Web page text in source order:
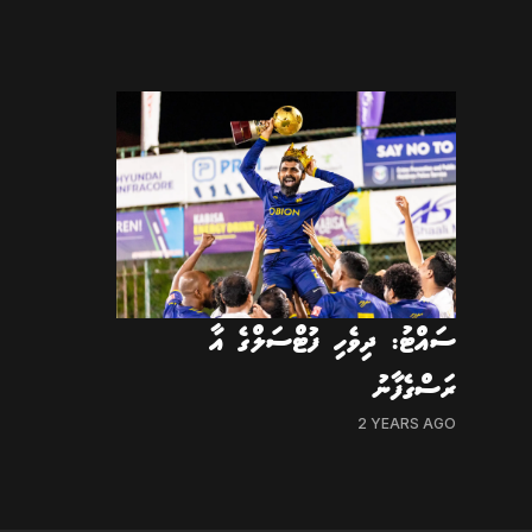
ސައްޓު: ދިވެހި ފުޓްސަލްގެ އާ
ރަސްގެފާނު
2 YEARS AGO